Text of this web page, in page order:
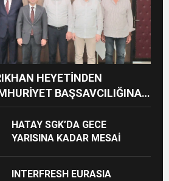
HEYETİNDEN
BAŞSAVCILIĞINA
HATAY SGK’DA GECE
YARISINA KADAR MESAİ
INTERFRESH EURASIA